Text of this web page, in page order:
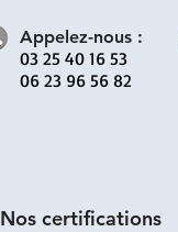
Appelez-nous :
03 25 40 16 53
06 23 96 56 82
Nos certifications